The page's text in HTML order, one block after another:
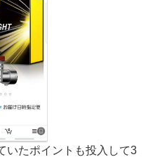
いたポイントも投入して3